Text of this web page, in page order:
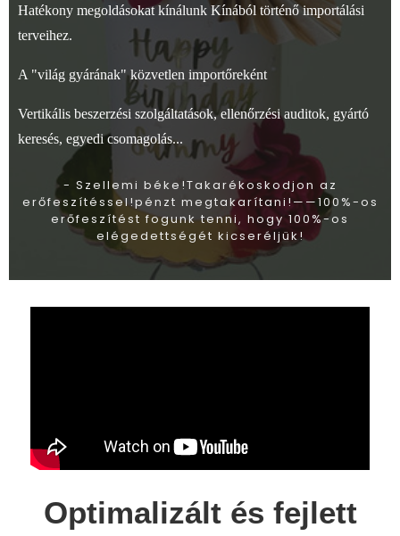
Hatékony megoldásokat kínálunk Kínából történő importálási
terveihez.
A "világ gyárának" közvetlen importőreként
Vertikális beszerzési szolgáltatások, ellenőrzési auditok, gyártó
keresés, egyedi csomagolás...
- Szellemi béke!Takarékoskodjon az
erőfeszítéssel!pénzt megtakarítani!——100%-os
erőfeszítést fogunk tenni, hogy 100%-os
elégedettségét kicseréljük!
Optimalizált és fejlett